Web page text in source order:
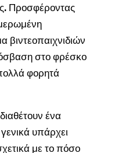
Προσφέροντας
στο φρέσκο
φορητά
ένα
υπάρχει
με το πόσο